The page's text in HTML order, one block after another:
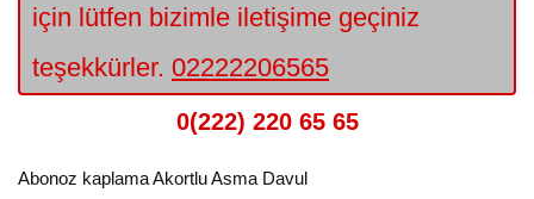
için lütfen bizimle iletişime geçiniz
teşekkürler. 02222206565
0(222) 220 65 65
Abonoz kaplama Akortlu Asma Davul